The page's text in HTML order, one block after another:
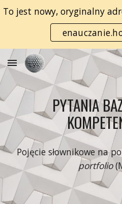
Skip to main content
PYTANIA
Pojęcie słownikowe na
portfolio